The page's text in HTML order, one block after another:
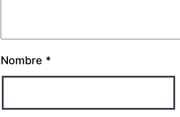
Nombre *